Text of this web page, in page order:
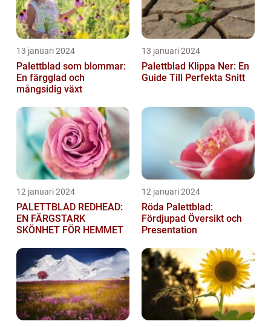
13 januari 2024
Palettblad som blommar:
En färgglad och
mångsidig växt
13 januari 2024
Palettblad Klippa Ner: En
Guide Till Perfekta Snitt
12 januari 2024
PALETTBLAD REDHEAD:
EN FÄRGSTARK
SKÖNHET FÖR HEMMET
12 januari 2024
Röda Palettblad:
Fördjupad Översikt och
Presentation